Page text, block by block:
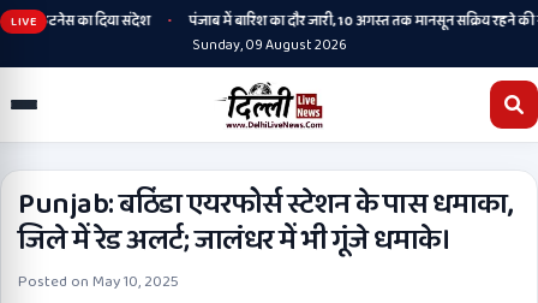
LIVE
फिटनेस का दिया संदेश •
पंजाब में बारिश का दौर जारी, 10 अगस्त तक मानसून सक्रिय रहने की
Sunday, 09 August 2026
Punjab: बठिंडा एयरफोर्स स्टेशन के पास धमाका,
जिले में रेड अलर्ट; जालंधर में भी गूंजे धमाके।
Posted on May 10, 2025